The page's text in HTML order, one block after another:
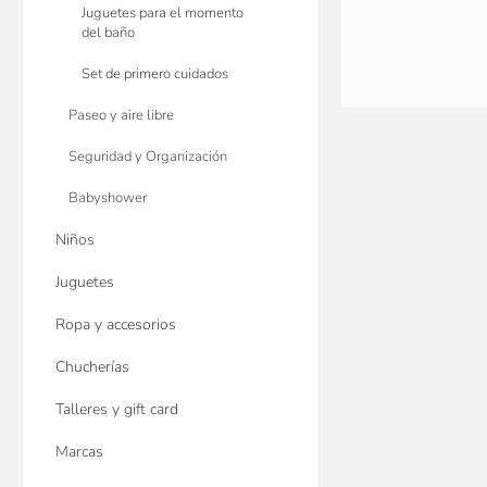
Juguetes para el momento
del baño
Set de primero cuidados
Paseo y aire libre
Seguridad y Organización
Babyshower
Niños
Juguetes
Ropa y accesorios
Chucherías
Talleres y gift card
Marcas